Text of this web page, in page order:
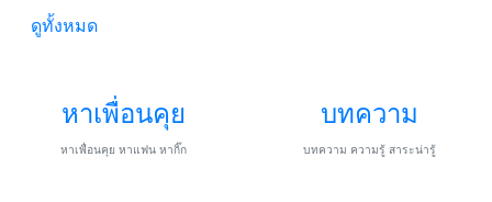
ดูทั้งหมด
หาเพื่อนคุย
หาเพื่อนคุย หาแฟน หากิ๊ก
บทความ
บทความ ความรู้ สาระน่ารู้